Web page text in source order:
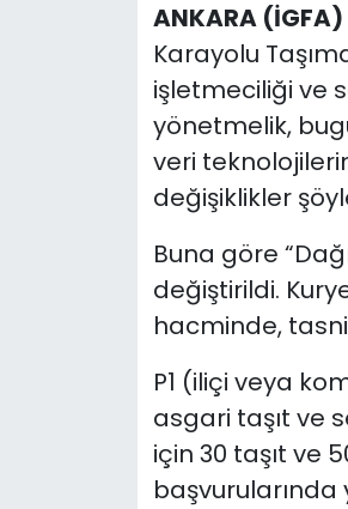
ANKARA
Karayolu
işletmeciliği ve
yönetmelik,
veri
değişiklikler
Buna göre
değiştirildi.
hacminde,
P1 (iliçi veya
asgari taşıt ve
için 30 taşıt ve
başvurularında